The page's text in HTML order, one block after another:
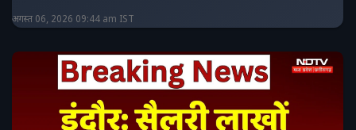
अगस्त 06, 2026 09:44 am IST